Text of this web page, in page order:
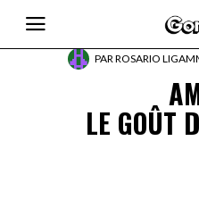
PARROSARIO
LE GOÛT